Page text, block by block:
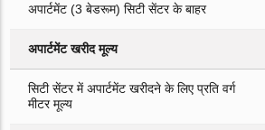
अपार्टमेंट (3 बेडरूम) सिटी सेंटर के बाहर
अपार्टमेंट खरीद मूल्य
सिटी सेंटर में अपार्टमेंट खरीदने के लिए प्रति वर्ग
मीटर मूल्य